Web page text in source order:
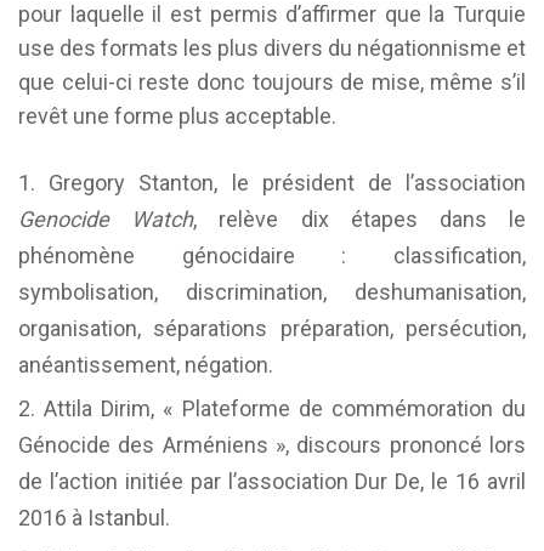
pour laquelle il est permis d’affirmer que la Turquie
use des formats les plus divers du négationnisme et
que celui-ci reste donc toujours de mise, même s’il
revêt une forme plus acceptable.
Gregory Stanton, le président de l’association
Genocide Watch, relève dix étapes dans le
phénomène génocidaire : classification,
symbolisation, discrimination, deshumanisation,
organisation, séparations préparation, persécution,
anéantissement, négation.
Attila Dirim, « Plateforme de commémoration du
Génocide des Arméniens », discours prononcé lors
de l’action initiée par l’association Dur De, le 16 avril
2016 à Istanbul.